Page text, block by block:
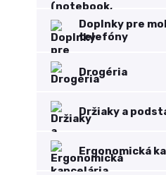
Doplnky pre
telefóny
Drogéria
Držiaky a
Ergonomická